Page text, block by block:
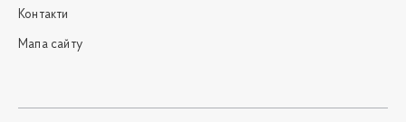
Контакти
Мапа сайту